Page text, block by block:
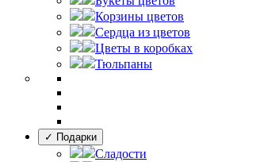
Корзины цветов
Сердца из цветов
Цветы в коробках
Тюльпаны
✓ Подарки
Сладости